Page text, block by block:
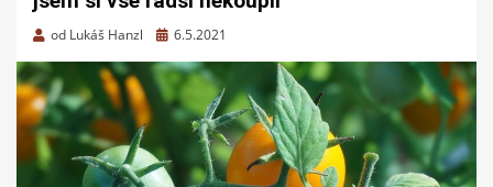
od Lukáš Hanzl
Zveřejněno
6.5.2021